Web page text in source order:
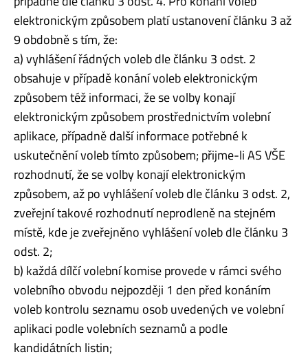
elektronickým způsobem platí ustanovení článku 3 až
9 obdobně s tím, že:
a) vyhlášení řádných voleb dle článku 3 odst. 2
obsahuje v případě konání voleb elektronickým
způsobem též informaci, že se volby konají
elektronickým způsobem prostřednictvím volební
aplikace, případně další informace potřebné k
uskutečnění voleb tímto způsobem; přijme-li AS VŠE
rozhodnutí, že se volby konají elektronickým
způsobem, až po vyhlášení voleb dle článku 3 odst. 2,
zveřejní takové rozhodnutí neprodleně na stejném
místě, kde je zveřejněno vyhlášení voleb dle článku 3
odst. 2;
b) každá dílčí volební komise provede v rámci svého
volebního obvodu nejpozději 1 den před konáním
voleb kontrolu seznamu osob uvedených ve volební
aplikaci podle volebních seznamů a podle
kandidátních listin;